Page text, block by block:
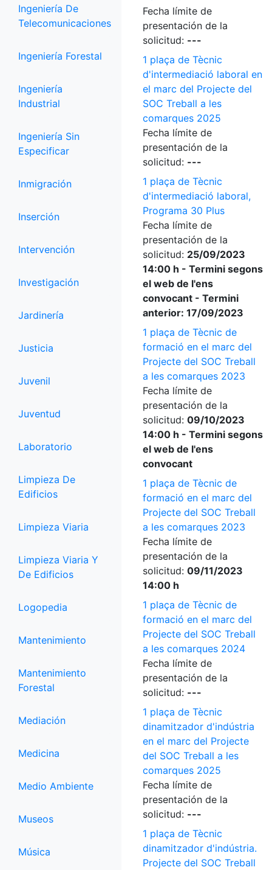
Ingeniería De
Telecomunicaciones
Ingeniería Forestal
Ingeniería
Industrial
Ingeniería Sin
Especificar
Inmigración
Inserción
Intervención
Investigación
Jardinería
Justicia
Juvenil
Juventud
Laboratorio
Limpieza De
Edificios
Limpieza Viaria
Limpieza Viaria Y
De Edificios
Logopedia
Mantenimiento
Mantenimiento
Forestal
Mediación
Medicina
Medio Ambiente
Museos
Música
Fecha límite de
presentación de la
solicitud: ---
1 plaça de Tècnic
d'intermediació laboral en
el marc del Projecte del
SOC Treball a les
comarques 2025
Fecha límite de
presentación de la
solicitud: ---
1 plaça de Tècnic
d'intermediació laboral,
Programa 30 Plus
Fecha límite de
presentación de la
solicitud: 25/09/2023
14:00 h - Termini segons
el web de l'ens
convocant - Termini
anterior: 17/09/2023
1 plaça de Tècnic de
formació en el marc del
Projecte del SOC Treball
a les comarques 2023
Fecha límite de
presentación de la
solicitud: 09/10/2023
14:00 h - Termini segons
el web de l'ens
convocant
1 plaça de Tècnic de
formació en el marc del
Projecte del SOC Treball
a les comarques 2023
Fecha límite de
presentación de la
solicitud: 09/11/2023
14:00 h
1 plaça de Tècnic de
formació en el marc del
Projecte del SOC Treball
a les comarques 2024
Fecha límite de
presentación de la
solicitud: ---
1 plaça de Tècnic
dinamitzador d'indústria
en el marc del Projecte
del SOC Treball a les
comarques 2025
Fecha límite de
presentación de la
solicitud: ---
1 plaça de Tècnic
dinamitzador d'indústria.
Projecte del SOC Treball